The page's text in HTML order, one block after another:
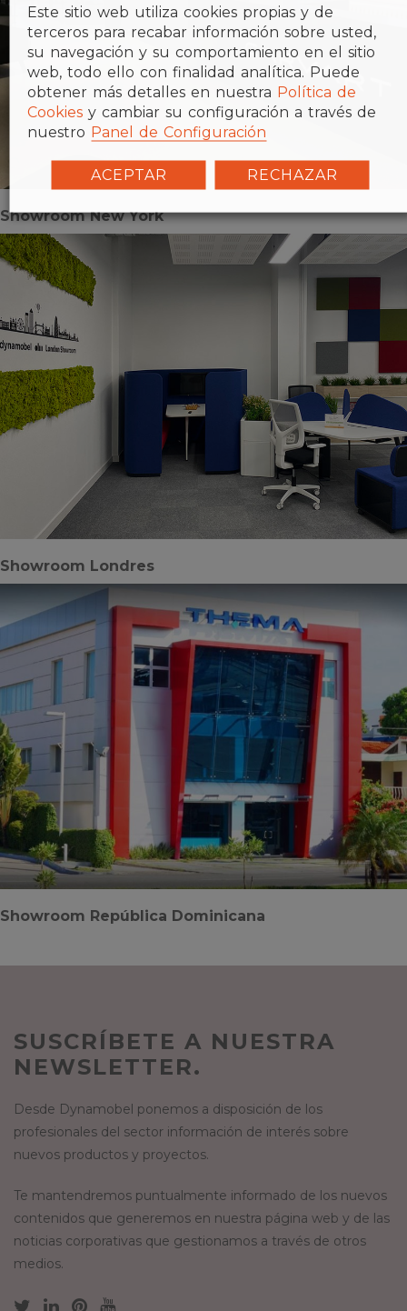
Showroom New York
Showroom Londres
Showroom República Dominicana
SUSCRÍBETE A NUESTRA
NEWSLETTER.
Desde Dynamobel ponemos a disposición de los
profesionales del sector información de interés sobre
nuevos productos y proyectos.
Te mantendremos puntualmente informado de los nuevos
contenidos que generemos en nuestra página web y de las
noticias corporativas que gestionamos a través de otros
medios.
Este sitio web utiliza cookies propias y de
terceros para recabar información sobre usted,
su navegación y su comportamiento en el sitio
web, todo ello con finalidad analítica. Puede
obtener más detalles en nuestra Política de
Cookies y cambiar su configuración a través de
nuestro Panel de Configuración
ACEPTAR RECHAZAR